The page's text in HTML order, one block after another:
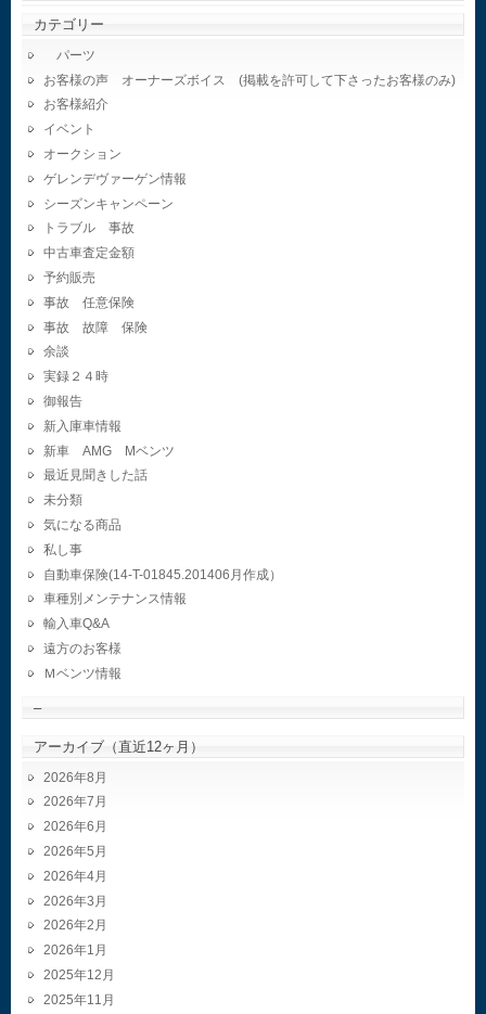
カテゴリー
パーツ
お客様の声 オーナーズボイス (掲載を許可して下さったお客様のみ)
お客様紹介
イベント
オークション
ゲレンデヴァーゲン情報
シーズンキャンペーン
トラブル 事故
中古車査定金額
予約販売
事故 任意保険
事故 故障 保険
余談
実録２４時
御報告
新入庫車情報
新車 AMG Mベンツ
最近見聞きした話
未分類
気になる商品
私し事
自動車保険(14-T-01845.201406月作成）
車種別メンテナンス情報
輸入車Q&A
遠方のお客様
Ｍベンツ情報
–
アーカイブ（直近12ヶ月）
2026年8月
2026年7月
2026年6月
2026年5月
2026年4月
2026年3月
2026年2月
2026年1月
2025年12月
2025年11月